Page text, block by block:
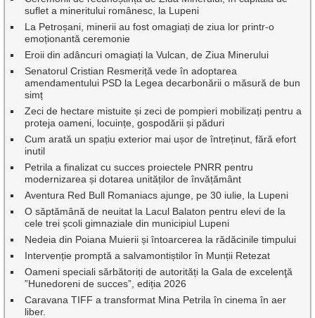
suflet a mineritului românesc, la Lupeni
La Petroșani, minerii au fost omagiați de ziua lor printr-o
emoționantă ceremonie
Eroii din adâncuri omagiați la Vulcan, de Ziua Minerului
Senatorul Cristian Resmeriță vede în adoptarea
amendamentului PSD la Legea decarbonării o măsură de bun
simț
Zeci de hectare mistuite și zeci de pompieri mobilizați pentru a
proteja oameni, locuințe, gospodării și păduri
Cum arată un spațiu exterior mai ușor de întreținut, fără efort
inutil
Petrila a finalizat cu succes proiectele PNRR pentru
modernizarea și dotarea unităților de învățământ
Aventura Red Bull Romaniacs ajunge, pe 30 iulie, la Lupeni
O săptămână de neuitat la Lacul Balaton pentru elevi de la
cele trei școli gimnaziale din municipiul Lupeni
Nedeia din Poiana Muierii și întoarcerea la rădăcinile timpului
Intervenție promptă a salvamontiștilor în Munții Retezat
Oameni speciali sărbătoriți de autorități la Gala de excelenţă
”Hunedoreni de succes”, ediția 2026
Caravana TIFF a transformat Mina Petrila în cinema în aer
liber.